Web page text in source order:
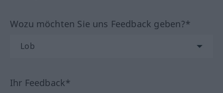
Wozu möchten Sie uns Feedback geben?*
Ihr Feedback*